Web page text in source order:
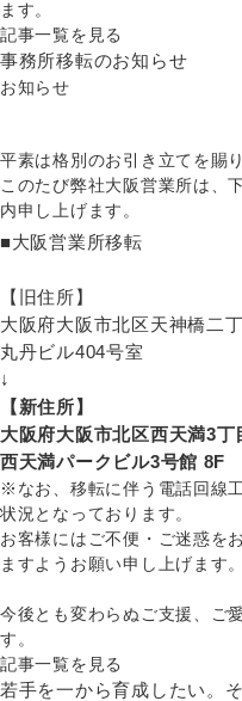
ます。
記事一覧を見る
事務所移転のお知らせ
お知らせ
平素は格別のお引き立てを賜
このたび弊社大阪営業所は、
内申し上げます。
■大阪営業所移転
【旧住所】
大阪府大阪市北区天神橋二
丸丹ビル404号室
↓
【新住所】
大阪府大阪市北区西天満3丁
西天満パークビル3号館 8F
※なお、移転に伴う電話回線
状況となっております。
お客様にはご不便・ご迷惑を
ますようお願い申し上げます。
今後とも変わらぬご支援、ご
す。
記事一覧を見る
若手を一から育成したい。